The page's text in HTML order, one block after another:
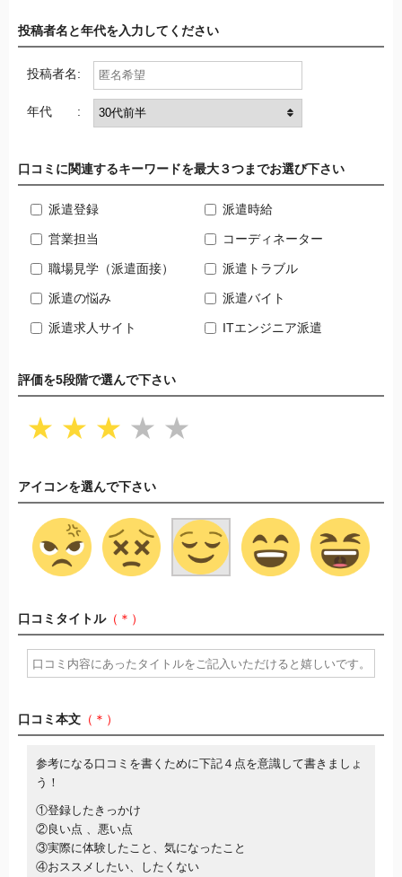
投稿者名と年代を入力してください
投稿者名:
年代 :
口コミに関連するキーワードを最大３つまでお選び下さい
派遣登録 派遣時給
営業担当 コーディネーター
職場見学（派遣面接） 派遣トラブル
派遣の悩み 派遣バイト
派遣求人サイト ITエンジニア派遣
評価を5段階で選んで下さい
★ ★ ★ ★ ★
アイコンを選んで下さい
口コミタイトル（＊）
口コミ本文 （＊）
参考になる口コミを書くために下記４点を意識して書きましょ
う！
①登録したきっかけ
②良い点 、悪い点
③実際に体験したこと、気になったこと
④おススメしたい、したくない